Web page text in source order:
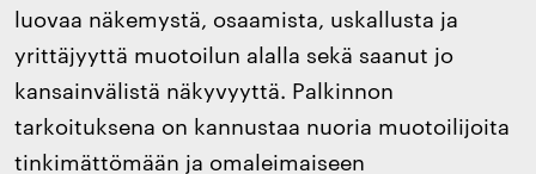
luovaa näkemystä, osaamista, uskallusta ja
yrittäjyyttä muotoilun alalla sekä saanut jo
kansainvälistä näkyvyyttä. Palkinnon
tarkoituksena on kannustaa nuoria muotoilijoita
tinkimättömään ja omaleimaiseen